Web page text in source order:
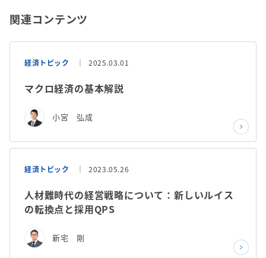
関連コンテンツ
経済トピック 2025.03.01
マクロ経済の基本解説
小宮 弘成
経済トピック 2023.05.26
人材難時代の経営戦略について：新しいルイス
の転換点と採用QPS
新宅 剛